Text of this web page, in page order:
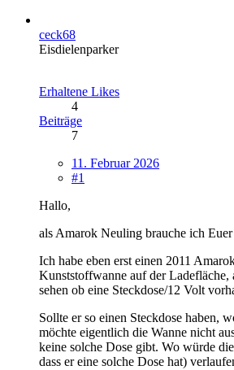
ceck68
Eisdielenparker
Erhaltene Likes
4
Beiträge
7
11. Februar 2026
#1
Hallo,
als Amarok Neuling brauche ich
Ich habe eben erst einen 2011
Kunststoffwanne auf der Ladefläche,
sehen ob eine Steckdose/12 Volt
Sollte er so einen Steckdose haben,
möchte eigentlich die Wanne nicht
keine solche Dose gibt. Wo würde
dass er eine solche Dose hat)